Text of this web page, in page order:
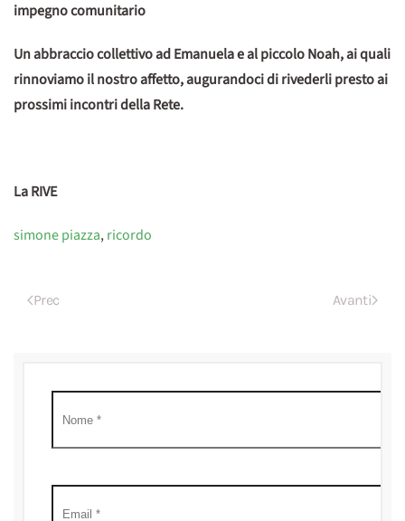
impegno comunitario
Un abbraccio collettivo ad Emanuela e al piccolo Noah, ai quali
rinnoviamo il nostro affetto, augurandoci di rivederli presto ai
prossimi incontri della Rete.
La RIVE
simone piazza,ricordo
Prec Avanti